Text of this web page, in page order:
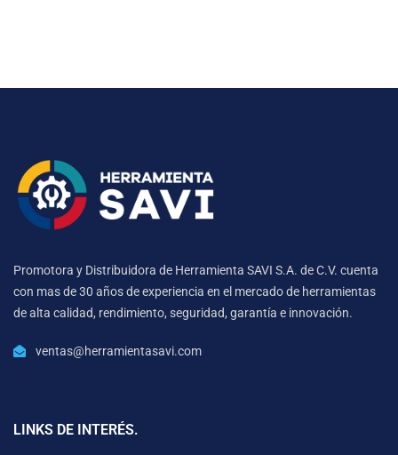
Promotora y Distribuidora de Herramienta SAVI S.A. de C.V. cuenta
con mas de 30 años de experiencia en el mercado de herramientas
de alta calidad, rendimiento, seguridad, garantía e innovación.
ventas@herramientasavi.com
LINKS DE INTERÉS.